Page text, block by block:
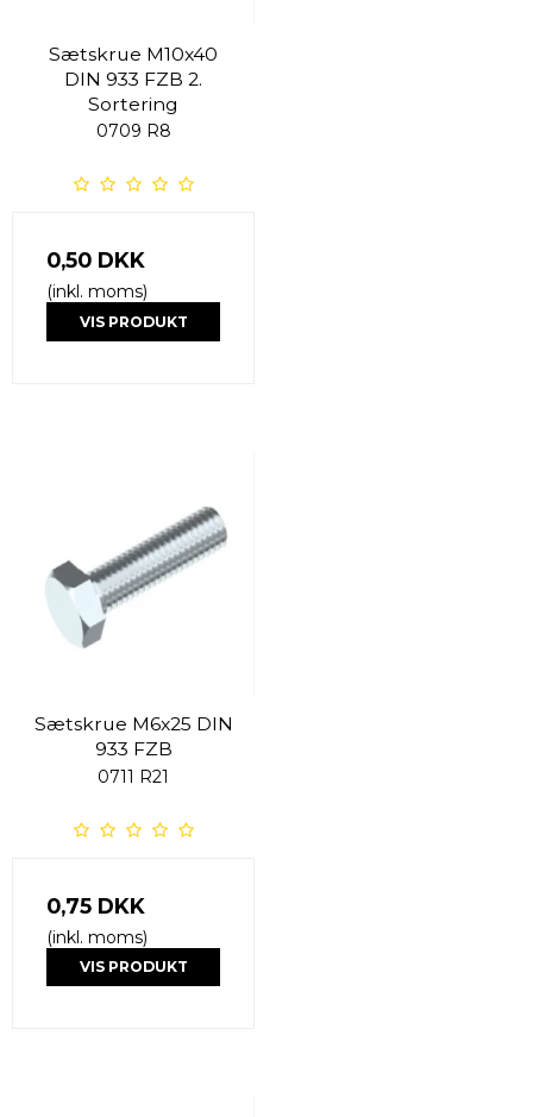
Sætskrue M10x40
DIN 933 FZB 2.
Sortering
0709 R8
0,50 DKK
(inkl. moms)
VIS PRODUKT
Sætskrue M6x25 DIN
933 FZB
0711 R21
0,75 DKK
(inkl. moms)
VIS PRODUKT